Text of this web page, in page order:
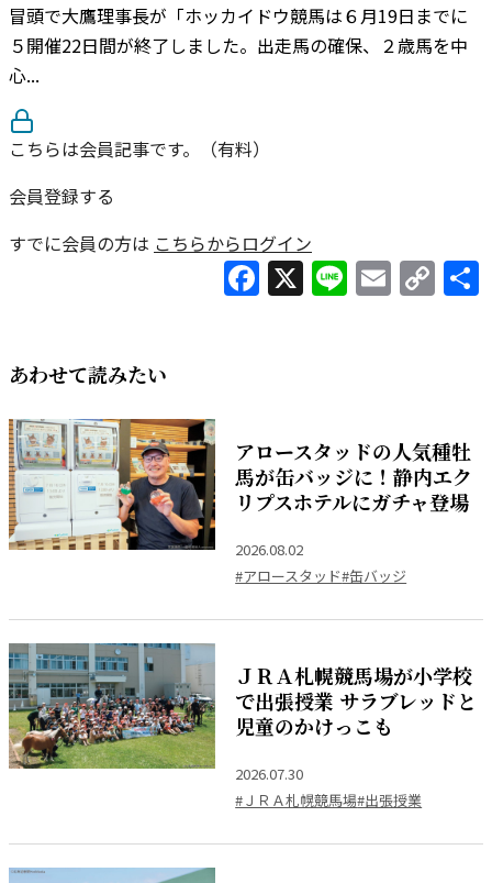
冒頭で大鷹理事長が「ホッカイドウ競馬は６月19日までに
５開催22日間が終了しました。出走馬の確保、２歳馬を中
心...
こちらは会員記事です。（有料）
会員登録する
すでに会員の方は こちらからログイン
Facebook
X LineEmail
あわせて読みたい
アロースタッドの人気種牡
馬が缶バッジに！静内エク
リプスホテルにガチャ登場
2026.08.02
#アロースタッド#缶バッジ
ＪＲＡ札幌競馬場が小学校
で出張授業 サラブレッドと
児童のかけっこも
2026.07.30
#ＪＲＡ札幌競馬場#出張授業